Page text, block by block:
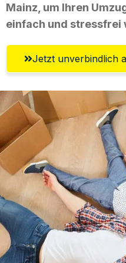
Mainz, um Ihren
einfach und stressfrei
Jetzt unverbindlich